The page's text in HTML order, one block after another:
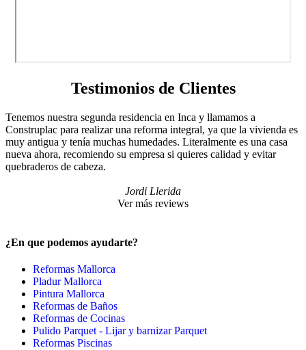
Testimonios de Clientes
Tenemos nuestra segunda residencia en Inca y llamamos a
Construplac para realizar una reforma integral, ya que la vivienda es
muy antigua y tenía muchas humedades. Literalmente es una casa
nueva ahora, recomiendo su empresa si quieres calidad y evitar
quebraderos de cabeza.
Jordi Llerida
Ver más reviews
¿En que podemos ayudarte?
Reformas Mallorca
Pladur Mallorca
Pintura Mallorca
Reformas de Baños
Reformas de Cocinas
Pulido Parquet - Lijar y barnizar Parquet
Reformas Piscinas